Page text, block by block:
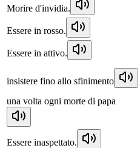
Morire d'invidia.
Essere in rosso.
Essere in attivo.
insistere fino allo sfinimento
una volta ogni morte di papa
Essere inaspettato.